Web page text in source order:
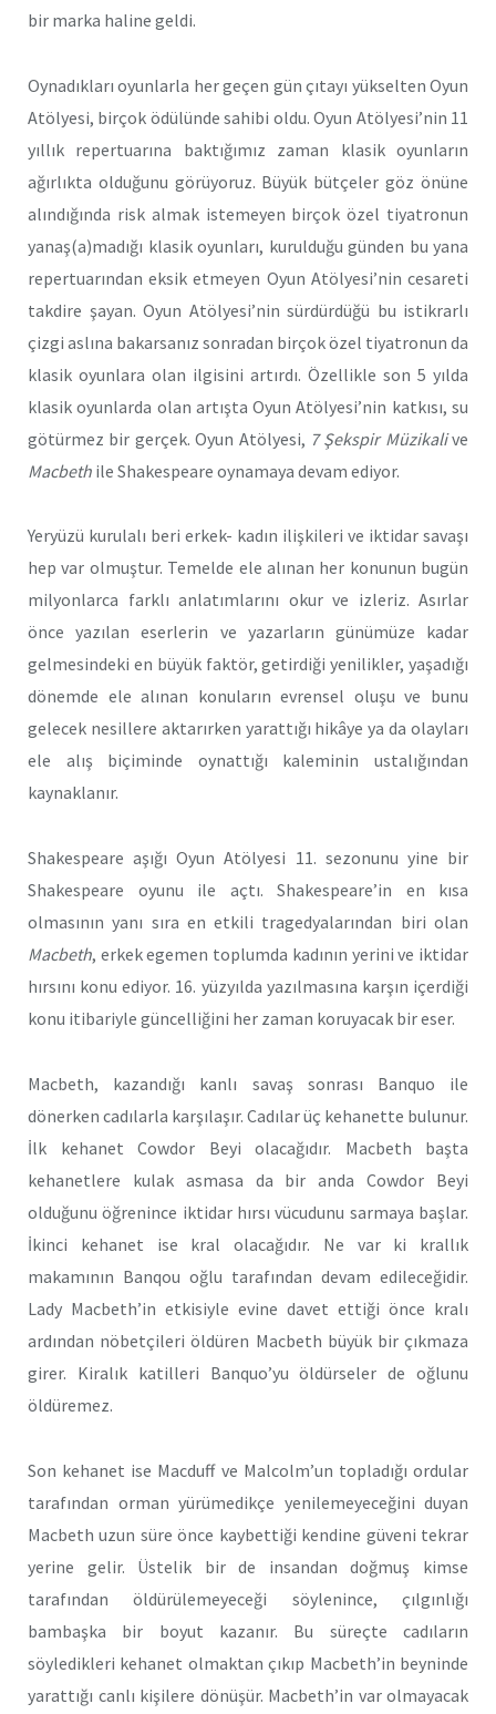
bir marka haline geldi.
Oynadıkları oyunlarla her geçen gün çıtayı yükselten Oyun
Atölyesi, birçok ödülünde sahibi oldu. Oyun Atölyesi’nin 11
yıllık repertuarına baktığımız zaman klasik oyunların
ağırlıkta olduğunu görüyoruz. Büyük bütçeler göz önüne
alındığında risk almak istemeyen birçok özel tiyatronun
yanaş(a)madığı klasik oyunları, kurulduğu günden bu yana
repertuarından eksik etmeyen Oyun Atölyesi’nin cesareti
takdire şayan. Oyun Atölyesi’nin sürdürdüğü bu istikrarlı
çizgi aslına bakarsanız sonradan birçok özel tiyatronun da
klasik oyunlara olan ilgisini artırdı. Özellikle son 5 yılda
klasik oyunlarda olan artışta Oyun Atölyesi’nin katkısı, su
götürmez bir gerçek. Oyun Atölyesi, 7 Şekspir Müzikalive
Macbeth ile Shakespeare oynamaya devam ediyor.
Yeryüzü kurulalı beri erkek- kadın ilişkileri ve iktidar savaşı
hep var olmuştur. Temelde ele alınan her konunun bugün
milyonlarca farklı anlatımlarını okur ve izleriz. Asırlar
önce yazılan eserlerin ve yazarların günümüze kadar
gelmesindeki en büyük faktör, getirdiği yenilikler, yaşadığı
dönemde ele alınan konuların evrensel oluşu ve bunu
gelecek nesillere aktarırken yarattığı hikâye ya da olayları
ele alış biçiminde oynattığı kaleminin ustalığından
kaynaklanır.
Shakespeare aşığı Oyun Atölyesi 11. sezonunu yine bir
Shakespeare oyunu ile açtı. Shakespeare’in en kısa
olmasının yanı sıra en etkili tragedyalarından biri olan
Macbeth, erkek egemen toplumda kadının yerini ve iktidar
hırsını konu ediyor. 16. yüzyılda yazılmasına karşın içerdiği
konu itibariyle güncelliğini her zaman koruyacak bir eser.
Macbeth, kazandığı kanlı savaş sonrası Banquo ile
dönerken cadılarla karşılaşır. Cadılar üç kehanette bulunur.
İlk kehanet Cowdor Beyi olacağıdır. Macbeth başta
kehanetlere kulak asmasa da bir anda Cowdor Beyi
olduğunu öğrenince iktidar hırsı vücudunu sarmaya başlar.
İkinci kehanet ise kral olacağıdır. Ne var ki krallık
makamının Banqou oğlu tarafından devam edileceğidir.
Lady Macbeth’in etkisiyle evine davet ettiği önce kralı
ardından nöbetçileri öldüren Macbeth büyük bir çıkmaza
girer. Kiralık katilleri Banquo’yu öldürseler de oğlunu
öldüremez.
Son kehanet ise Macduff ve Malcolm’un topladığı ordular
tarafından orman yürümedikçe yenilemeyeceğini duyan
Macbeth uzun süre önce kaybettiği kendine güveni tekrar
yerine gelir. Üstelik bir de insandan doğmuş kimse
tarafından öldürülemeyeceği söylenince, çılgınlığı
bambaşka bir boyut kazanır. Bu süreçte cadıların
söyledikleri kehanet olmaktan çıkıp Macbeth’in beyninde
yarattığı canlı kişilere dönüşür. Macbeth’in var olmayacak